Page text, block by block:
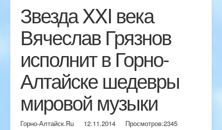
Звезда XXI века
Вячеслав Грязнов
исполнит в Горно-
Алтайске шедевры
мировой музыки
Горно-Алтайск.Ru 12.11.2014 Просмотров:2345